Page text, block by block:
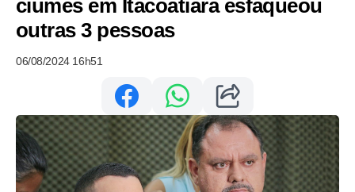
ciúmes em Itacoatiara esfaqueou
outras 3 pessoas
06/08/2024 16h51